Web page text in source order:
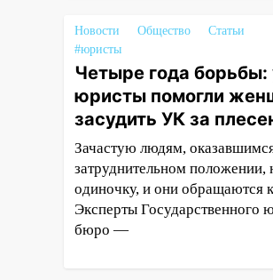
зерновых и
культур
15:51 Бросила кирпич
брата: в Ульяновской
завели дело на
15:47 На улице
сбили курьера:
в Ульяновске
15:15
Новости Общество
Статьи
#юристы
Четыре года борьбы:
юристы помогли
засудить УК за
Зачастую людям,
затруднительном положении,
одиночку, и они обращаются
Эксперты Государственного
бюро —